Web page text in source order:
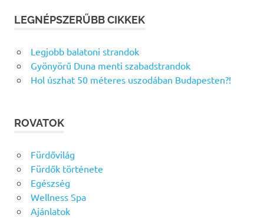
LEGNÉPSZERŰBB CIKKEK
Legjobb balatoni strandok
Gyönyörű Duna menti szabadstrandok
Hol úszhat 50 méteres uszodában Budapesten?!
ROVATOK
Fürdővilág
Fürdők története
Egészség
Wellness Spa
Ajánlatok